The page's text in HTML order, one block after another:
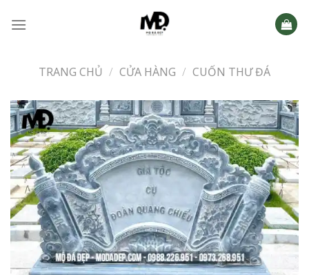
TRANG CHỦ / CỬA HÀNG / CUỐN THƯ ĐÁ